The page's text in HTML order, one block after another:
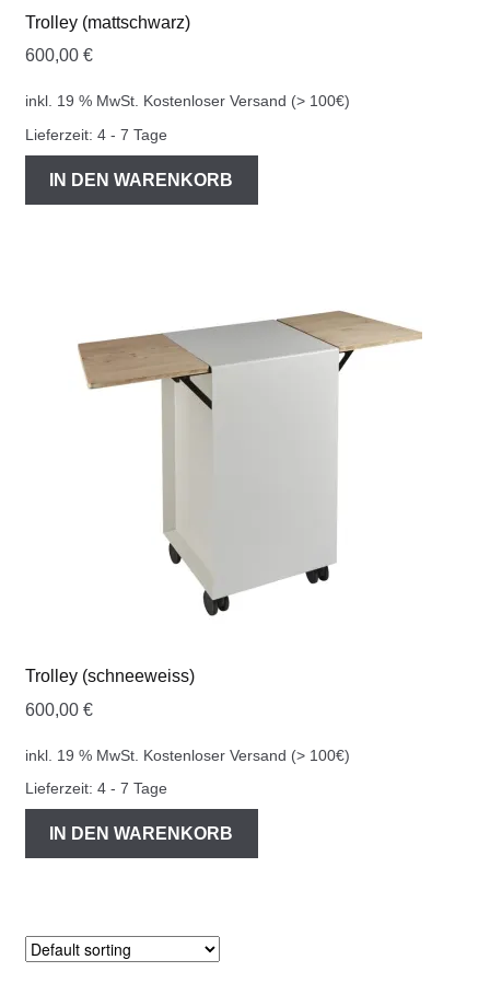
Trolley (mattschwarz)
600,00 €
inkl. 19 % MwSt. Kostenloser Versand (> 100€)
Lieferzeit: 4 - 7 Tage
IN DEN WARENKORB
Trolley (schneeweiss)
600,00 €
inkl. 19 % MwSt. Kostenloser Versand (> 100€)
Lieferzeit: 4 - 7 Tage
IN DEN WARENKORB